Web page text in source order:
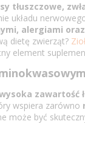
tłuszczowe,
alergiami
dietę zwierząt?
element
zawartość
wspiera zarówno
może być